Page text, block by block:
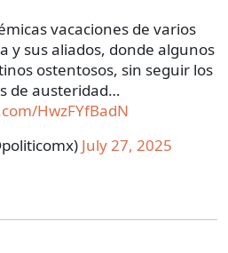
vacaciones de varios
y sus aliados, donde algunos
ostentosos, sin seguir los
de austeridad…
HwzFYfBadN
July 27, 2025